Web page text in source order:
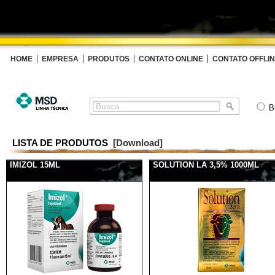
HOME EMPRESA PRODUTOS CONTATO ONLINE CONTATO
LISTA DE PRODUTOS [Download]
IMIZOL 15ML SOLUTION LA 3,5% 1000ML